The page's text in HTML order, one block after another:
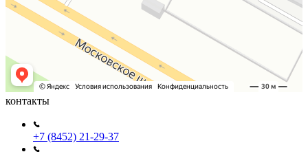
контакты
+7 (8452) 21-29-37